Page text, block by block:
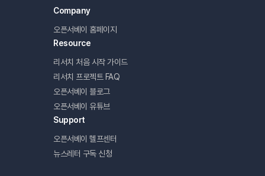
Company
오픈서베이 홈페이지
Resource
리서치 처음 시작 가이드
리서치 프로젝트 FAQ
오픈서베이 블로그
오픈서베이 유튜브
Support
오픈서베이 헬프센터
뉴스레터 구독 신청